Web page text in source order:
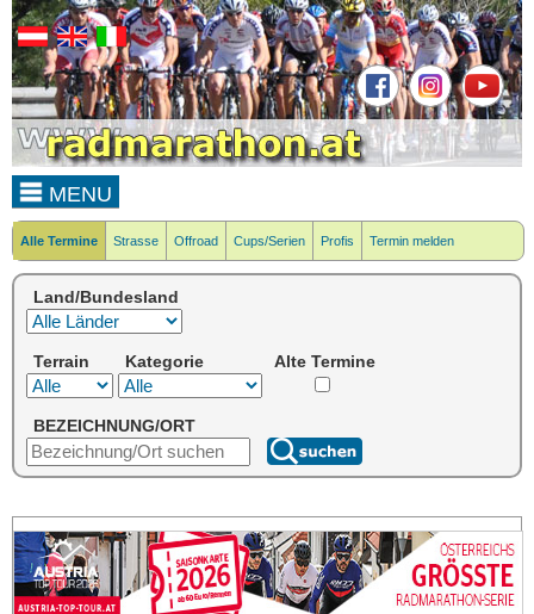
MENU
Alle Termine Strasse Offroad Cups/Serien Profis Termin melden
Land/Bundesland
Terrain Kategorie Alte Termine
BEZEICHNUNG/ORT